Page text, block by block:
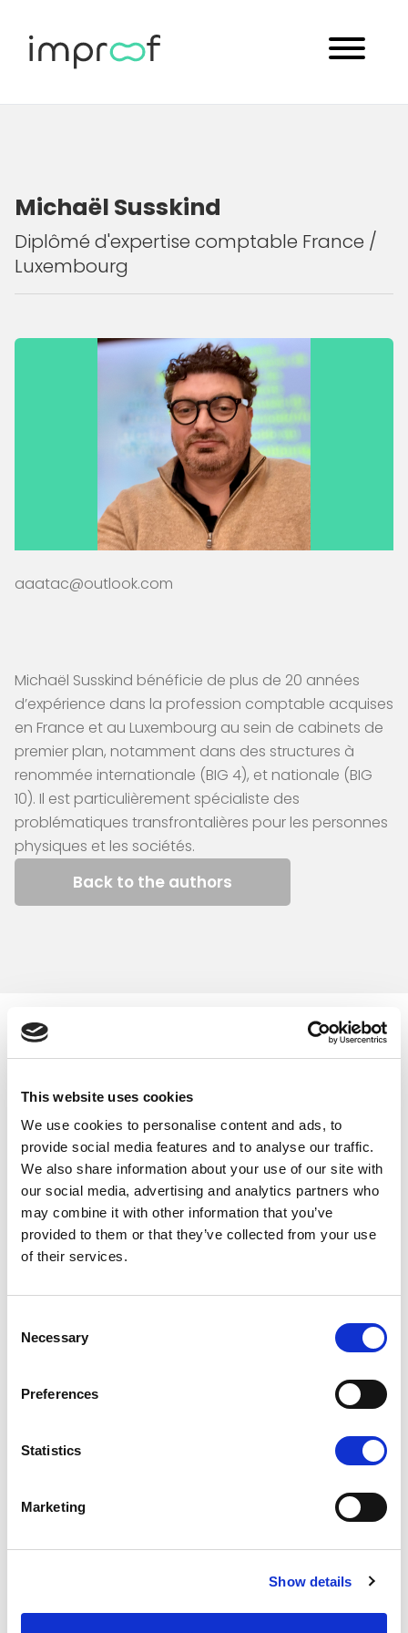
This website uses cookies
We use cookies to personalise content and ads, to
provide social media features and to analyse our traffic.
We also share information about your use of our site with
our social media, advertising and analytics partners who
may combine it with other information that you’ve
provided to them or that they’ve collected from your use
of their services.
Selection
Necessary
Preferences
Statistics
Marketing
Show details
Michaël Susskind
Diplômé d'expertise comptable France /
Luxembourg
aaatac@outlook.com
Michaël Susskind bénéficie de plus de 20 années
d’expérience dans la profession comptable acquises
en France et au Luxembourg au sein de cabinets de
premier plan, notamment dans des structures à
renommée internationale (BIG 4), et nationale (BIG
10). Il est particulièrement spécialiste des
problématiques transfrontalières pour les personnes
physiques et les sociétés.
Back to the authors
fiscale : la nouvelle
convention fiscale entre la France
et le Luxembourg marque un
relations fiscales entre les deux
pays. Désormais cette nouvelle